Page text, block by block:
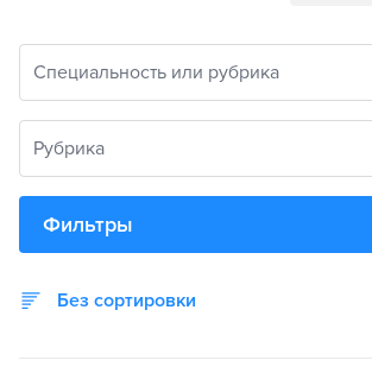
Специальность или рубрика
Рубрика
Фильтры
Без сортировки